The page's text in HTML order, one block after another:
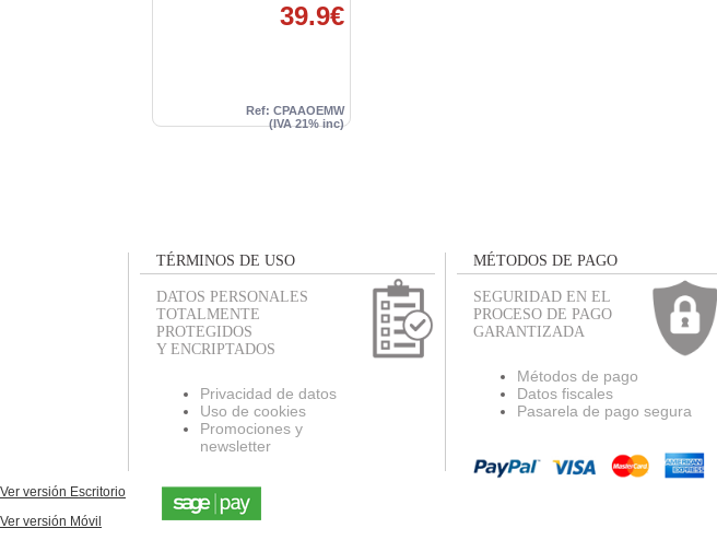
39.9€
Ref: CPAAOEMW
(IVA 21% inc)
TÉRMINOS DE USO
DATOS PERSONALES
TOTALMENTE
PROTEGIDOS
Y ENCRIPTADOS
Privacidad de datos
Uso de cookies
Promociones y
newsletter
MÉTODOS DE PAGO
SEGURIDAD EN EL
PROCESO DE PAGO
GARANTIZADA
Métodos de pago
Datos fiscales
Pasarela de pago segura
Ver versión Escritorio
Ver versión Móvil